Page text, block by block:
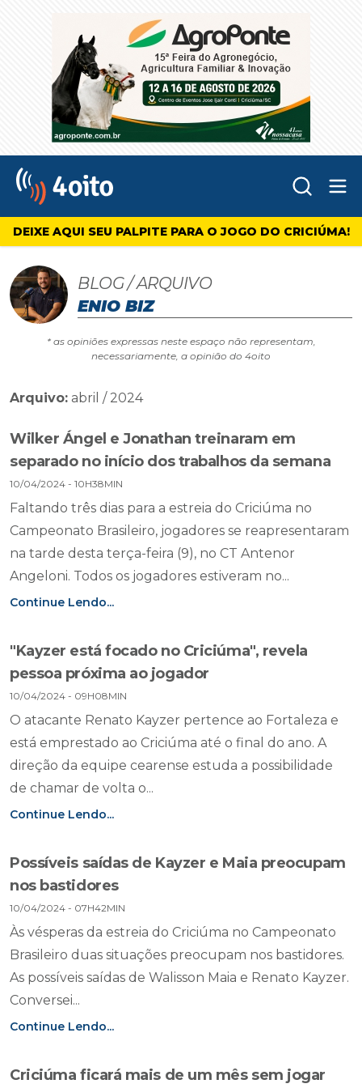
4oito
DEIXE AQUI SEU PALPITE PARA O JOGO DO CRICIÚMA!
BLOG / ARQUIVO
ENIO BIZ
* as opiniões expressas neste espaço não representam,
necessariamente, a opinião do 4oito
Arquivo: abril / 2024
Wilker Ángel e Jonathan treinaram em
separado no início dos trabalhos da semana
10/04/2024 - 10H38MIN
Faltando três dias para a estreia do Criciúma no
Campeonato Brasileiro, jogadores se reapresentaram
na tarde desta terça-feira (9), no CT Antenor
Angeloni. Todos os jogadores estiveram no...
Continue Lendo...
"Kayzer está focado no Criciúma", revela
pessoa próxima ao jogador
10/04/2024 - 09H08MIN
O atacante Renato Kayzer pertence ao Fortaleza e
está emprestado ao Criciúma até o final do ano. A
direção da equipe cearense estuda a possibilidade
de chamar de volta o...
Continue Lendo...
Possíveis saídas de Kayzer e Maia preocupam
nos bastidores
10/04/2024 - 07H42MIN
Às vésperas da estreia do Criciúma no Campeonato
Brasileiro duas situações preocupam nos bastidores.
As possíveis saídas de Walisson Maia e Renato Kayzer.
Conversei...
Continue Lendo...
Criciúma ficará mais de um mês sem jogar